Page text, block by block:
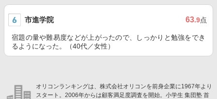
市進学院 63.9点
宿題の量や難易度などが上がったので、しっかりと勉強をでき
るようになった。（40代／女性）
オリコンランキングは、株式会社オリコンを前身企業に1967年より
スタート。2006年からは顧客満足度調査を開始。小学生 集団塾 首